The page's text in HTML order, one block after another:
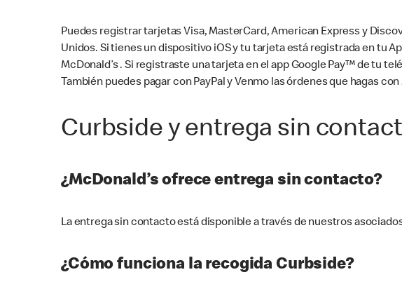
Puedes registrar tarjetas Visa, MasterCard, American Express y
Unidos. Si tienes un dispositivo iOS y tu tarjeta está registrada en tu
McDonald’s . Si registraste una tarjeta en el app Google Pay™ de tu
También puedes pagar con PayPal y Venmo las órdenes que hagas
Curbside y entrega sin
¿McDonald’s ofrece entrega sin contacto?
La entrega sin contacto está disponible a través de nuestros
¿Cómo funciona la recogida Curbside?